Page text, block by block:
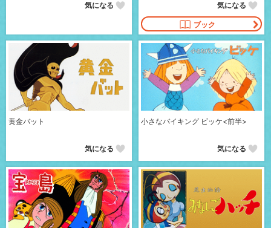
気になる
ブック
気になる
黄金バット
気になる
小さなバイキング ビッケ<前半>
気になる